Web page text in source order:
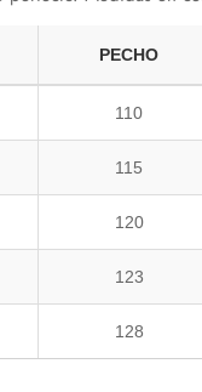
PECHO
110
115
120
123
128
your
18 years old or
I'm not Yes, I